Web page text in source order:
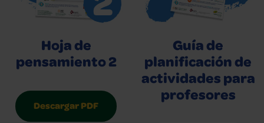
Hoja de
pensamiento 2
Descargar PDF
Guía de
planificación de
actividades para
profesores